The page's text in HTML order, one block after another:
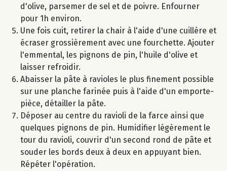
d'olive, parsemer de sel et de poivre. Enfourner
pour 1h environ.
Une fois cuit, retirer la chair à l'aide d'une cuillère et
écraser grossièrement avec une fourchette. Ajouter
l'emmental, les pignons de pin, l'huile d'olive et
laisser refroidir.
Abaisser la pâte à ravioles le plus finement possible
sur une planche farinée puis à l'aide d'un emporte-
pièce, détailler la pâte.
Déposer au centre du ravioli de la farce ainsi que
quelques pignons de pin. Humidifier légèrement le
tour du ravioli, couvrir d'un second rond de pâte et
souder les bords deux à deux en appuyant bien.
Répéter l'opération.